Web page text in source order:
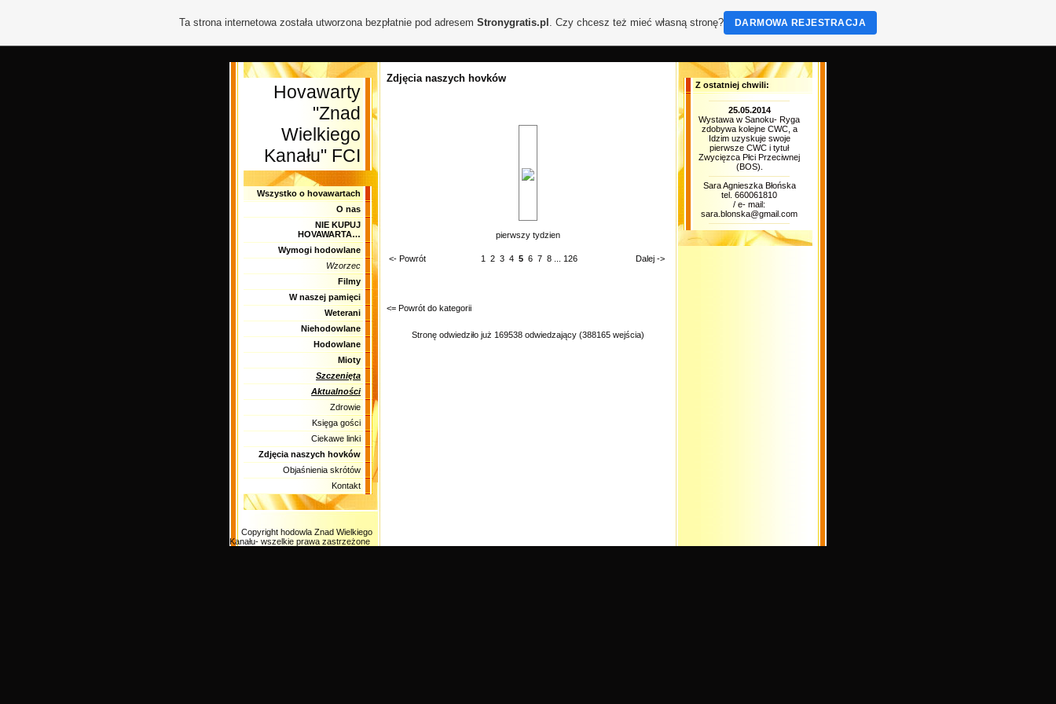
Hovawarty
"Znad
Wielkiego
Kanału" FCI
Wszystko o hovawartach
O nas
NIE KUPUJ
HOVAWARTA…
Wymogi hodowlane
Wzorzec
Filmy
W naszej pamięci
Weterani
Niehodowlane
Hodowlane
Mioty
Szczenięta
Aktualności
Zdrowie
Księga gości
Ciekawe linki
Zdjęcia naszych hovków
Objaśnienia skrótów
Kontakt
Copyright hodowla Znad Wielkiego
Kanału- wszelkie prawa zastrzeżone
Zdjęcia naszych hovków
pierwszy tydzien
<- Powrót 1 2 3 4 5 6 7 8 126 Dalej ->
<= Powrót do kategorii
Stronę odwiedziło już 169538 odwiedzający (388165 wejścia)
Z ostatniej chwili:
25.05.2014
Wystawa w Sanoku- Ryga
zdobywa kolejne CWC, a
Idzim uzyskuje swoje
pierwsze CWC i tytuł
Zwycięzca Płci Przeciwnej
(BOS).
Sara Agnieszka Błońska
tel. 660061810
/ e- mail:
sara.blonska@gmail.com
Ta strona internetowa została utworzona bezpłatnie pod adresem Stronygratis.pl . Czy chcesz też mieć własną stronę? DARMOWA REJESTRACJA